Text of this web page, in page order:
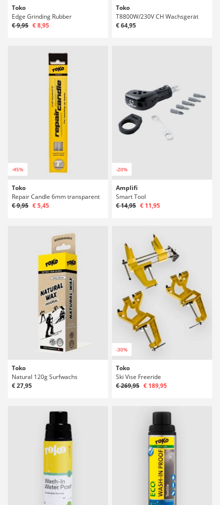
Toko
Edge Grinding Rubber
€ 9,95 € 8,95
Toko
T8800W/230V CH Wachsgerät
€ 64,95
-45%
Toko
Repair Candle 6mm transparent
€ 9,95 € 5,45
-20%
Amplifi
Smart Tool
€ 14,95 € 11,95
Toko
Natural 120g Surfwachs
€ 27,95
-30%
Toko
Ski Vise Freeride
€ 269,95 € 189,95